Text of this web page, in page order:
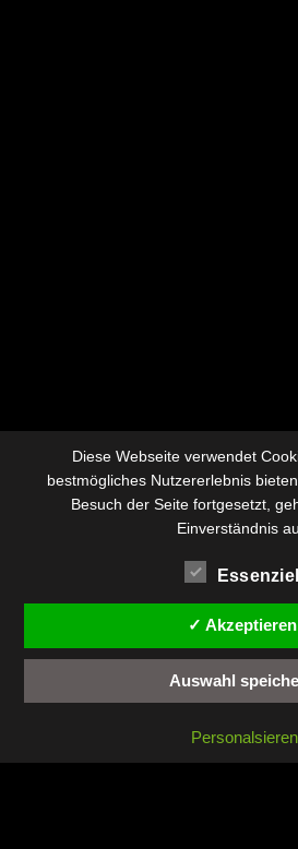
Diese Webseite verwendet
bestmögliches Nutzererlebnis
Besuch der Seite fortgesetzt,
Einverständnis
Essenziell
✓ Akzeptieren
Auswahl
Personalsieren